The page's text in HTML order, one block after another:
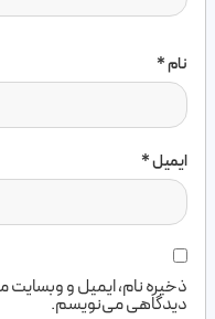
نام*
ایمیل*
ذخیره نام، ایمیل و وبسایت
دیدگاهی می‌نویسم.